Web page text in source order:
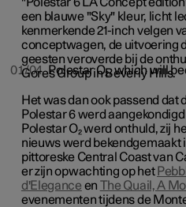
01/04 Polestar O₂, which will
een blauwe "Sky" kleur, licht
kenmerkende 21-inch velgen
conceptwagen, de uitvoering
geesten veroverde bij de
Gores Group in Beverly Hills.
Het was dan ook passend dat
Polestar 6 werd
Polestar O₂ werd onthuld, zij
nieuws werd bekendgemaakt
pittoreske Central Coast van
er zijn opwachting op het
d'Elegance en The Quail, A
evenementen tijdens de